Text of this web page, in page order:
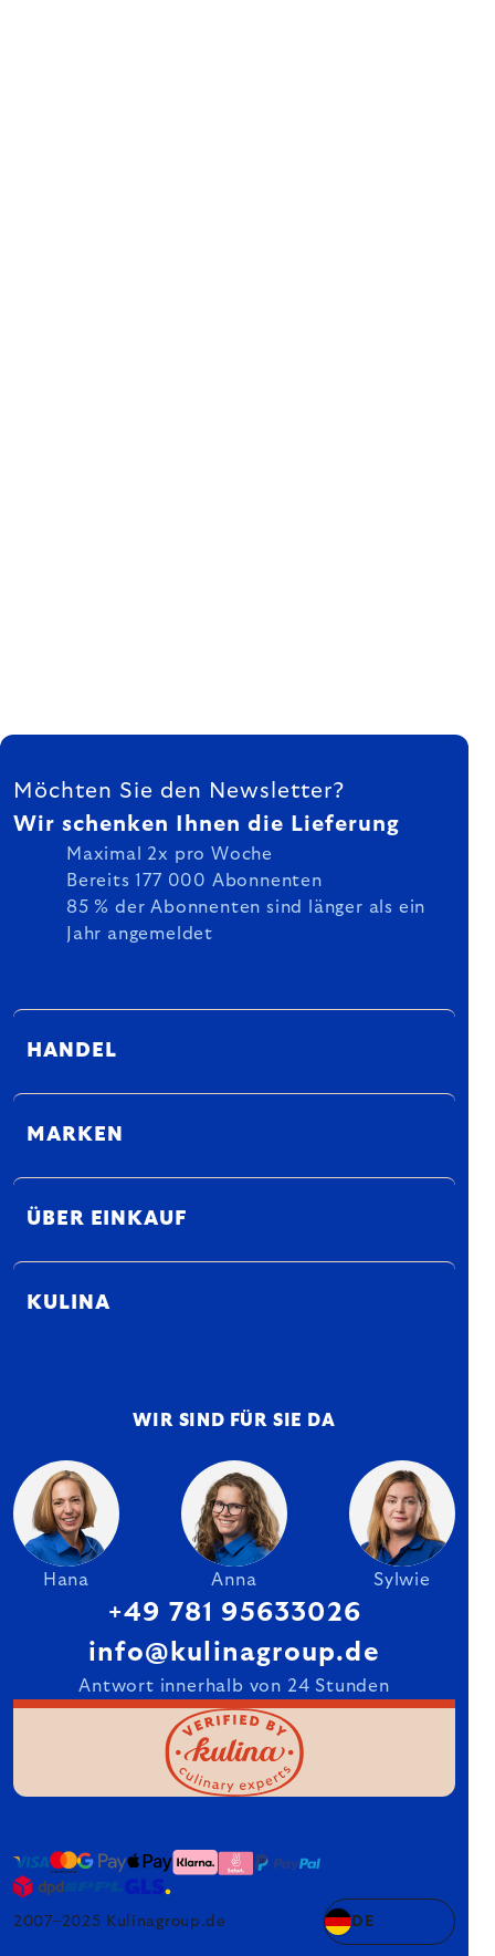
FUSSZEILE
Möchten Sie den Newsletter?
Wir schenken Ihnen die Lieferung
Maximal 2x pro Woche
Bereits 177 000 Abonnenten
85 % der Abonnenten sind länger als ein
Jahr angemeldet
HANDEL
MARKEN
ÜBER EINKAUF
KULINA
WIR SIND FÜR SIE DA
Hana Anna Sylwie
+49 781 95633026
info@kulinagroup.de
Antwort innerhalb von 24 Stunden
2007–2025 Kulinagroup.de DE